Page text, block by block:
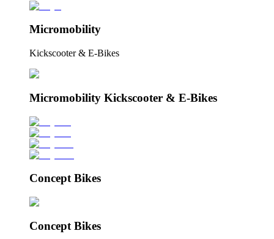
Micromobility
Kickscooter & E-Bikes
Micromobility Kickscooter & E-Bikes
Concept Bikes
Concept Bikes